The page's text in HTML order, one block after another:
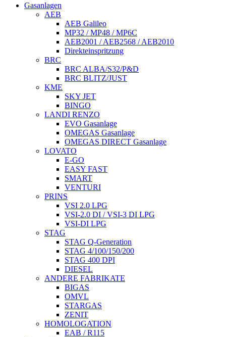
Gasanlagen
AEB
AEB Galileo
MP32 / MP48 / MP6C
AEB2001 / AEB2568 / AEB2010
Direkteinspritzung
BRC
BRC ALBA/S32/P&D
BRC BLITZ/JUST
KME
SKY JET
BINGO
LANDI RENZO
EVO Gasanlage
OMEGAS Gasanlage
OMEGAS DIRECT Gasanlage
LOVATO
E-GO
EASY FAST
SMART
VENTURI
PRINS
VSI 2.0 LPG
VSI-2.0 DI / VSI-3 DI LPG
VSI-DI LPG
STAG
STAG Q-Generation
STAG 4/100/150/200
STAG 400 DPI
DIESEL
ANDERE FABRIKATE
BIGAS
OMVL
STARGAS
ZENIT
HOMOLOGATION
EAB / R115